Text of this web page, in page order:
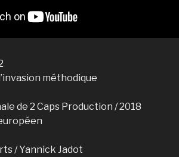
méthodique
de 2 Caps Production / 2018
/ Yannick Jadot